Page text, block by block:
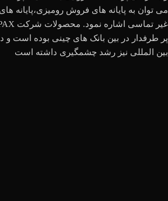
می توان به پایانه های فروش رومیزی،پایانه
پر طرفدار در بین بانک های چینی بوده است و
بین المللی نیز رشد چشمگیری داشته است